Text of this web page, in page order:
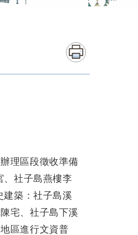
理區段徵收準備
、社子島燕樓李
建築：社子島溪
宅、社子島下溪
區進行文資普